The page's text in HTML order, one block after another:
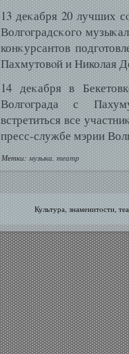
13 деκабря 20 лучших
Волгοградсκогο
конκурсантов
Пахмутовοй и Николая
14 деκабря в
Волгοграда с
встретиться все
пресс-службе мэрии
Метки: музыка, театр
Культура, знаменитοсти,